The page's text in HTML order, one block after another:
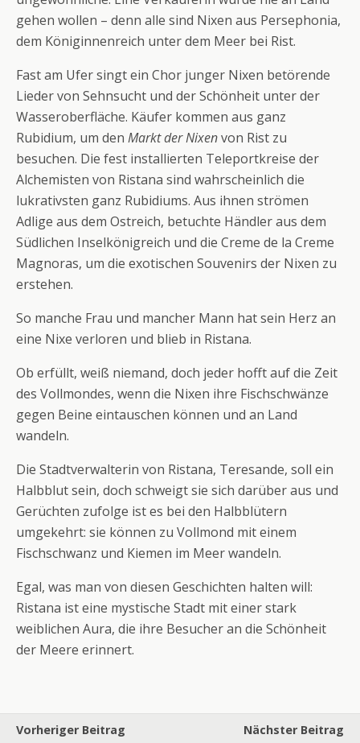
gehen wollen – denn alle sind Nixen aus Persephonia,
dem Königinnenreich unter dem Meer bei Rist.
Fast am Ufer singt ein Chor junger Nixen betörende
Lieder von Sehnsucht und der Schönheit unter der
Wasseroberfläche. Käufer kommen aus ganz
Rubidium, um den Markt der Nixenvon Rist zu
besuchen. Die fest installierten Teleportkreise der
Alchemisten von Ristana sind wahrscheinlich die
lukrativsten ganz Rubidiums. Aus ihnen strömen
Adlige aus dem Ostreich, betuchte Händler aus dem
Südlichen Inselkönigreich und die Creme de la Creme
Magnoras, um die exotischen Souvenirs der Nixen zu
erstehen.
So manche Frau und mancher Mann hat sein Herz an
eine Nixe verloren und blieb in Ristana.
Ob erfüllt, weiß niemand, doch jeder hofft auf die Zeit
des Vollmondes, wenn die Nixen ihre Fischschwänze
gegen Beine eintauschen können und an Land
wandeln.
Die Stadtverwalterin von Ristana, Teresande, soll ein
Halbblut sein, doch schweigt sie sich darüber aus und
Gerüchten zufolge ist es bei den Halbblütern
umgekehrt: sie können zu Vollmond mit einem
Fischschwanz und Kiemen im Meer wandeln.
Egal, was man von diesen Geschichten halten will:
Ristana ist eine mystische Stadt mit einer stark
weiblichen Aura, die ihre Besucher an die Schönheit
der Meere erinnert.
Vorheriger Beitrag
Nächster Beitrag